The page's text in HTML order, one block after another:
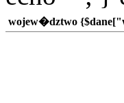
wojew�dztwo